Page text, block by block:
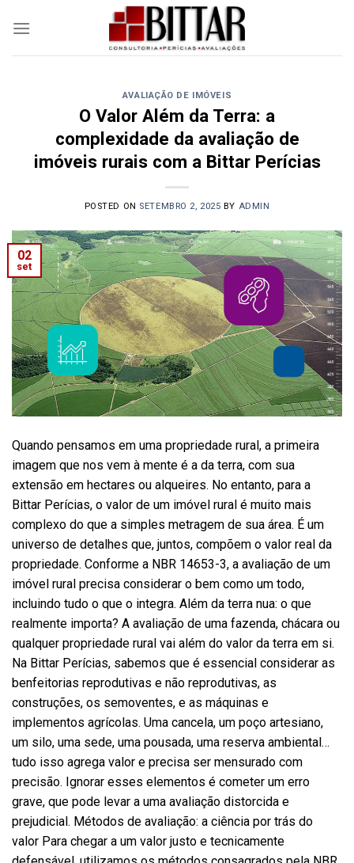
AVALIAÇÃO DE IMÓVEIS
O Valor Além da Terra: a
complexidade da avaliação de
imóveis rurais com a Bittar Perícias
POSTED ON SETEMBRO 2, 2025 BY ADMIN
02
set
Quando pensamos em uma propriedade rural, a primeira
imagem que nos vem à mente é a da terra, com sua
extensão em hectares ou alqueires. No entanto, para a
Bittar Perícias, o valor de um imóvel rural é muito mais
complexo do que a simples metragem de sua área. É um
universo de detalhes que, juntos, compõem o valor real da
propriedade. Conforme a NBR 14653-3, a avaliação de um
imóvel rural precisa considerar o bem como um todo,
incluindo tudo o que o integra. Além da terra nua: o que
realmente importa? A avaliação de uma fazenda, chácara ou
qualquer propriedade rural vai além do valor da terra em si.
Na Bittar Perícias, sabemos que é essencial considerar as
benfeitorias reprodutivas e não reprodutivas, as
construções, os semoventes, e as máquinas e
implementos agrícolas. Uma cancela, um poço artesiano,
um silo, uma sede, uma pousada, uma reserva ambiental…
tudo isso agrega valor e precisa ser mensurado com
precisão. Ignorar esses elementos é cometer um erro
grave, que pode levar a uma avaliação distorcida e
prejudicial. Métodos de avaliação: a ciência por trás do
valor Para chegar a um valor justo e tecnicamente